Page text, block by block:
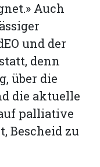
Auch
und der
denn
über die
die aktuelle
palliative
Bescheid zu